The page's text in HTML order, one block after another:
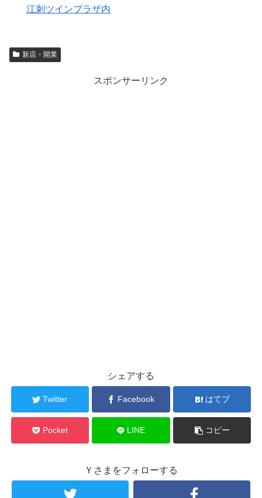
江刺ツインプラザ内
新店・開業
スポンサーリンク
シェアする
Twitter Facebook はてブ
Pocket LINE コピー
Ｙさまをフォローする